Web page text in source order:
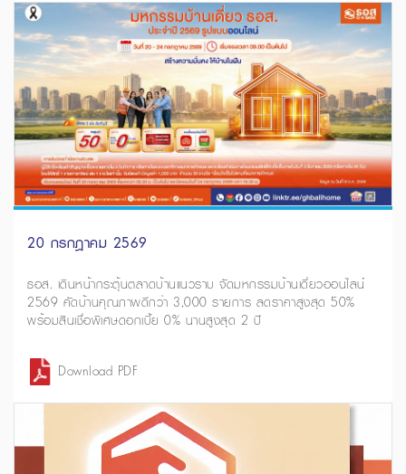
20 กรกฎาคม 2569
ธอส. เดินหน้ากระตุ้นตลาดบ้านแนวราบ จัดมหกรรมบ้านเดี่ยวออนไลน์
2569 คัดบ้านคุณภาพดีกว่า 3,000 รายการ ลดราคาสูงสุด 50%
พร้อมสินเชื่อพิเศษดอกเบี้ย 0% นานสูงสุด 2 ปี
Download PDF